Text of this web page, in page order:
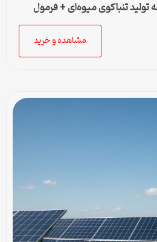
تولید تنباکوی میوه‌ای + فرمول
مشاهده و خرید